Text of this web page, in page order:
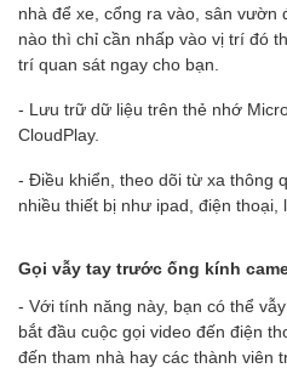
nhà để xe, cổng ra vào, sân vườn
nào thì chỉ cần nhấp vào vị trí đó
trí quan sát ngay cho bạn.
- Lưu trữ dữ liệu trên thẻ nhớ
CloudPlay.
- Điều khiển, theo dõi từ xa thông
nhiều thiết bị như ipad, điện thoại,
Gọi vẫy tay trước ống kính
- Với tính năng này, bạn có thể
bắt đầu cuộc gọi video đến điện
đến tham nhà hay các thành viên